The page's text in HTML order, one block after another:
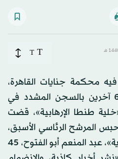
T
T
محكمة جنايات القاهرة،
أمس، شخصاً بالإعدام و6 آخرين بالسجن المشدد في
طنطا الإرهابية»، قضت
المرشح الرئاسي الأسبق،
ومؤسس «حزب مصر القوية»، عبد المنعم أبو الفتوح، 45